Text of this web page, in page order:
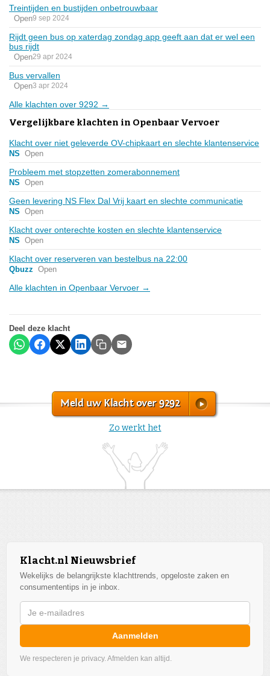
Treintijden en bustijden onbetrouwbaar
Open9 sep 2024
Rijdt geen bus op xaterdag zondag app geeft aan dat er wel een
bus rijdt
Open29 apr 2024
Bus vervallen
Open3 apr 2024
Alle klachten over 9292 →
Vergelijkbare klachten in Openbaar Vervoer
Klacht over niet geleverde OV-chipkaart en slechte klantenservice
NS Open
Probleem met stopzetten zomerabonnement
NS Open
Geen levering NS Flex Dal Vrij kaart en slechte communicatie
NS Open
Klacht over onterechte kosten en slechte klantenservice
NS Open
Klacht over reserveren van bestelbus na 22:00
Qbuzz Open
Alle klachten in Openbaar Vervoer →
Deel deze klacht
Meld uw Klacht over 9292
Zo werkt het
Klacht.nl Nieuwsbrief
Wekelijks de belangrijkste klachttrends, opgeloste zaken en
consumententips in je inbox.
Aanmelden
We respecteren je privacy. Afmelden kan altijd.